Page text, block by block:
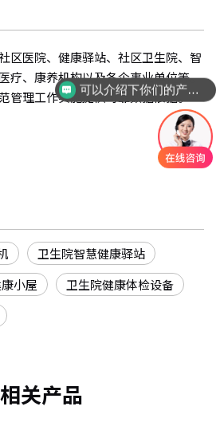
区医院、健康驿站、社区卫生院、智
疗、康养机构以及各企事业单位等。
管理工作实施提供可靠数据依据。
卫生院智慧健康驿站
小屋
卫生院健康体检设备
相关产品
可以介绍下你们的产品么？